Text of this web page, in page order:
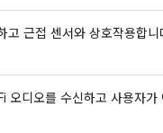
고 근접 센서와 상호작용합니
오디오를 수신하고 사용자